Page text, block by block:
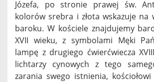
Józefa, po stronie prawej św.
kolorów srebra i złota wskazuje na
baroku. W kościele znajdujemy
XVII wieku, z symbolami Męki
lampę z drugiego ćwierćwiecza
lichtarzy cynowych z tego
zarania swego istnienia,